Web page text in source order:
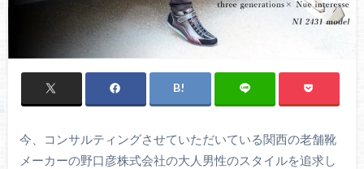
今、コンサルティングさせていただいている関西の老舗靴
メーカーの野口彦株式会社の大人男性のスタイルを追求し